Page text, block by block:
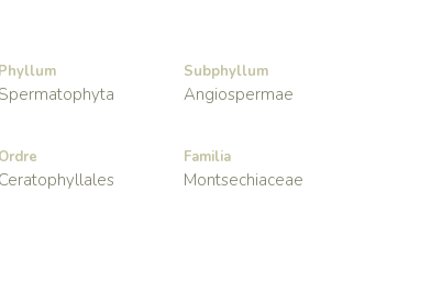
Phyllum
Spermatophyta
Subphyllum
Angiospermae
Ordre
Ceratophyllales
Familia
Montsechiaceae